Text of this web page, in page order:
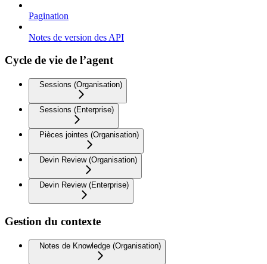
Pagination
Notes de version des API
Cycle de vie de l’agent
Sessions (Organisation)
Sessions (Enterprise)
Pièces jointes (Organisation)
Devin Review (Organisation)
Devin Review (Enterprise)
Gestion du contexte
Notes de Knowledge (Organisation)